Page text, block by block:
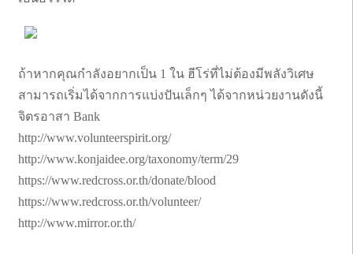
ถ้าหากคุณกำลังอยากเป็น 1 ใน ฮีโร่ที่ไม่ต้องมีพลังวิเศษ
สามารถเริ่มได้จากการแบ่งปันเล็กๆ ได้จากหน่วยงานดังนี้
จิตรอาสา Bank
http://www.volunteerspirit.org/
http://www.konjaidee.org/taxonomy/term/29
https://www.redcross.or.th/donate/blood
https://www.redcross.or.th/volunteer/
http://www.mirror.or.th/